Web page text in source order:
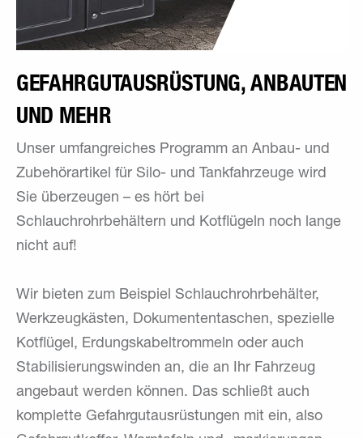
GEFAHRGUTAUSRÜSTUNG, ANBAUTEN
UND MEHR
Unser umfangreiches Programm an Anbau- und
Zubehörartikel für Silo- und Tankfahrzeuge wird
Sie überzeugen – es hört bei
Schlauchrohrbehältern und Kotflügeln noch lange
nicht auf!
Wir bieten zum Beispiel Schlauchrohrbehälter,
Werkzeugkästen, Dokumententaschen, spezielle
Kotflügel, Erdungskabeltrommeln oder auch
Stabilisierungswinden an, die an Ihr Fahrzeug
angebaut werden können. Das schließt auch
komplette Gefahrgutausrüstungen mit ein, also